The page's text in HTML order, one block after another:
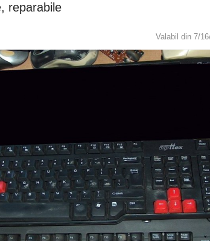
reparabile
Valabil din 7/